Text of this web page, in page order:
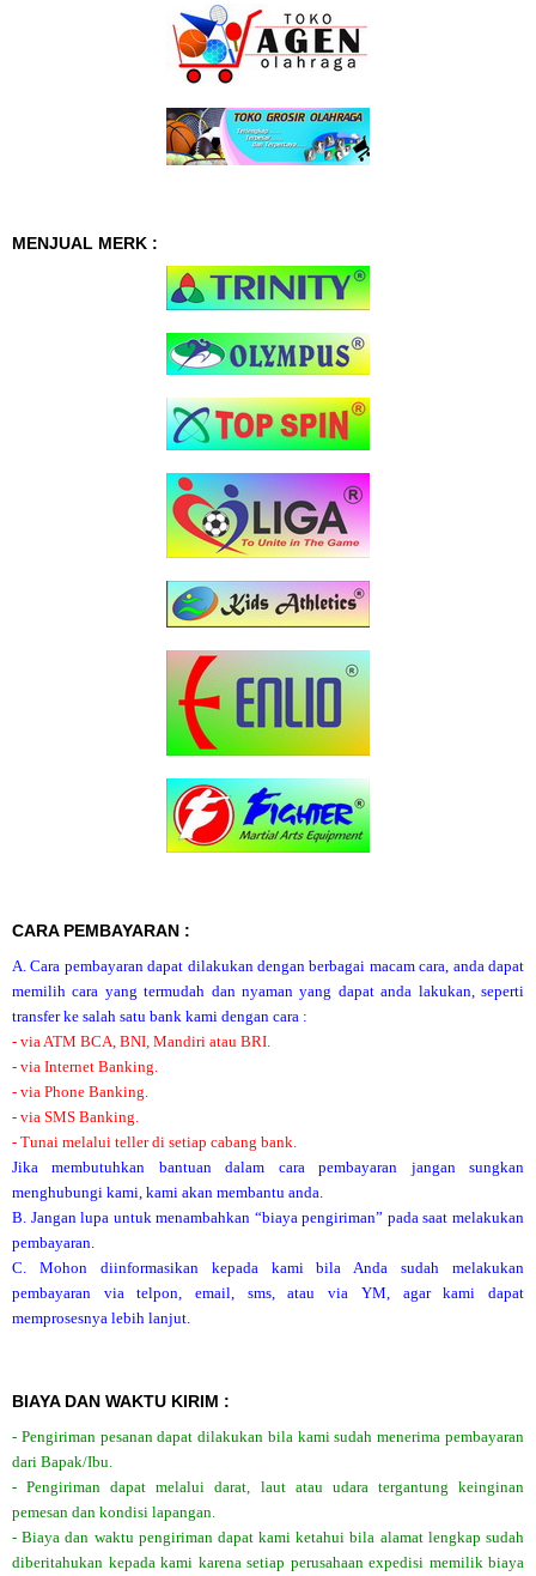
MENJUAL MERK :
CARA PEMBAYARAN :
A. Cara pembayaran dapat dilakukan dengan berbagai macam cara, anda dapat
memilih cara yang termudah dan nyaman yang dapat anda lakukan, seperti
transfer ke salah satu bank kami dengan cara :
- via ATM BCA, BNI, Mandiri atau BRI.
- via Internet Banking.
- via Phone Banking.
- via SMS Banking.
- Tunai melalui teller di setiap cabang bank.
Jika membutuhkan bantuan dalam cara pembayaran jangan sungkan
menghubungi kami, kami akan membantu anda.
B. Jangan lupa untuk menambahkan “biaya pengiriman” pada saat melakukan
pembayaran.
C. Mohon diinformasikan kepada kami bila Anda sudah melakukan
pembayaran via telpon, email, sms, atau via YM, agar kami dapat
memprosesnya lebih lanjut.
BIAYA DAN WAKTU KIRIM :
- Pengiriman pesanan dapat dilakukan bila kami sudah menerima pembayaran
dari Bapak/Ibu.
- Pengiriman dapat melalui darat, laut atau udara tergantung keinginan
pemesan dan kondisi lapangan.
- Biaya dan waktu pengiriman dapat kami ketahui bila alamat lengkap sudah
diberitahukan kepada kami karena setiap perusahaan expedisi memilik biaya